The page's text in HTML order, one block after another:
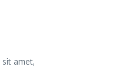
amet,